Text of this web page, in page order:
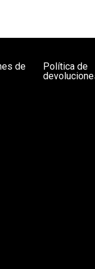
de
Política de